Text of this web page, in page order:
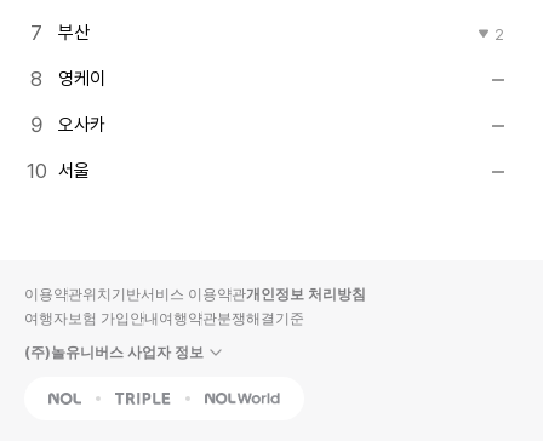
부산 2
영케이
오사카
서울
이용약관위치기반서비스 이용약관개인정보 처리방침
여행자보험 가입안내여행약관분쟁해결기준
(주)놀유니버스 사업자 정보
NOL Triple Interpark Global